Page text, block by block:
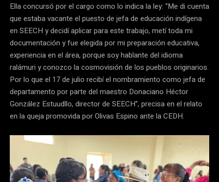
Ella concursó por el cargo como lo indica la ley: “Me di cuenta
que estaba vacante el puesto de jefa de educación indígena
en SEECH y decidí aplicar para este trabajo, metí toda mi
documentación y fue elegida por mi preparación educativa,
experiencia en el área, porque soy hablante del idioma
ralámuri y conozco la cosmovisión de los pueblos originarios.
Por lo que el 17 de julio recibí el nombramiento como jefa de
departamento por parte del maestro Donaciano Héctor
González Estuudllo, director de SEECH”, precisa en el relato
en la queja promovida por Olivas Espino ante la CEDH.